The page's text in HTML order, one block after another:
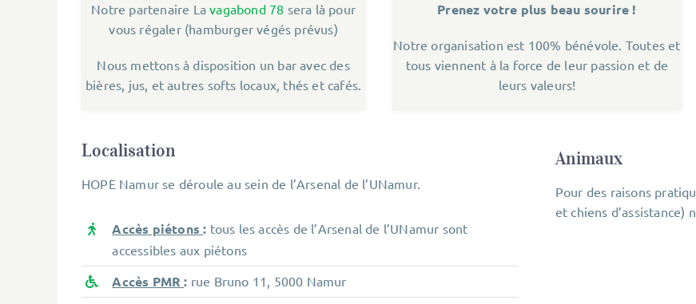
Notre partenaire Lavagabond 78 sera là pour
vous régaler (hamburger végés prévus)
Nous mettons à disposition un bar avec des
bières, jus, et autres softs locaux, thés et cafés.
Prenez votre plus beau sourire !
Notre organisation est 100% bénévole. Toutes et
tous viennent à la force de leur passion et de
leurs valeurs!
Localisation
HOPE Namur se déroule au sein de l’Arsenal de l’UNamur.
Accès piétons: tous les accès de l’Arsenal de l’UNamur sont
accessibles aux piétons
Accès PMR: rue Bruno 11, 5000 Namur
Animaux
Pour des raisons
et chiens d’assistance)